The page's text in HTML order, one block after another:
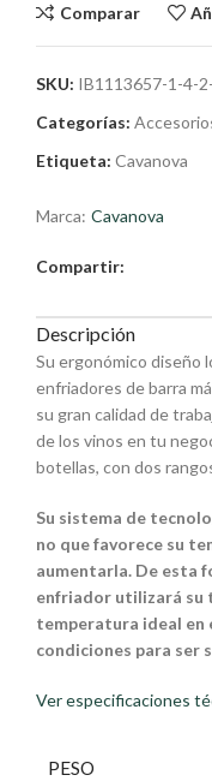
Comparar
SKU: IB1113657-1-4-
Categorías:
Etiqueta: Cavanova
Marca: Cavanova
Compartir:
Descripción
Su ergonómico diseño
enfriadores de barra
su gran calidad de
de los vinos en tu
botellas, con dos
Su sistema de
no que favorece su
aumentarla. De esta
enfriador utilizará su
temperatura ideal en
condiciones para ser
Ver especificaciones
PESO